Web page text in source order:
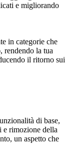
e migliorando
in categorie che
rendendo la tua
il ritorno sui
di base,
e rimozione della
un aspetto che